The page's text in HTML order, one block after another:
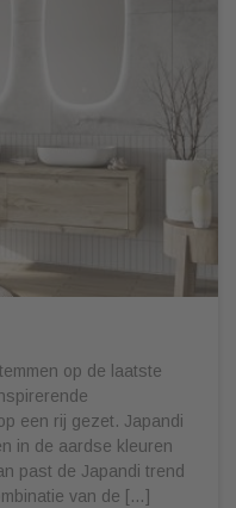
op de laatste
een rij gezet. Japandi
in de aardse kleuren
past de Japandi trend
van de […]